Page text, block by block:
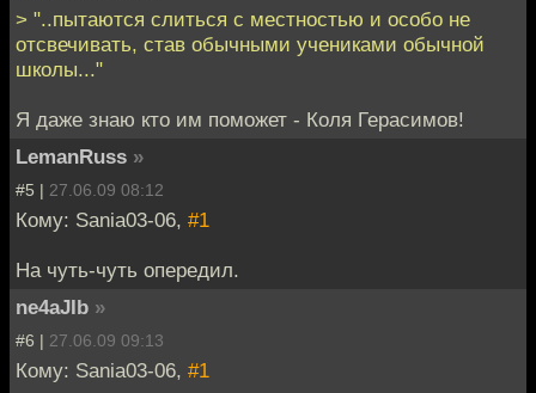
> "..пытаются слиться с местностью и особо не
отсвечивать, став обычными учениками обычной
школы..."
Я даже знаю кто им поможет - Коля Герасимов!
LemanRuss »
#5 | 27.06.09 08:12
Кому: Sania03-06, #1
На чуть-чуть опередил.
ne4aJIb »
#6 | 27.06.09 09:13
Кому: Sania03-06, #1